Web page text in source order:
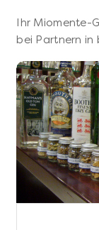
Ihr Miomente-
bei Partnern in